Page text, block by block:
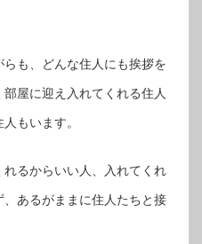
も、どんな住人にも挨拶を
屋に迎え入れてくれる住人
もいます。
るからいい人、入れてくれ
あるがままに住人たちと接